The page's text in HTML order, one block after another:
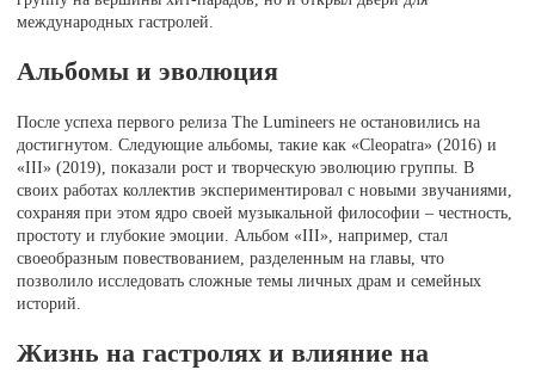
международных гастролей.
Альбомы и эволюция
После успеха первого релиза The Lumineers не остановились на
достигнутом. Следующие альбомы, такие как «Cleopatra» (2016) и
«III» (2019), показали рост и творческую эволюцию группы. В
своих работах коллектив экспериментировал с новыми звучаниями,
сохраняя при этом ядро своей музыкальной философии – честность,
простоту и глубокие эмоции. Альбом «III», например, стал
своеобразным повествованием, разделенным на главы, что
позволило исследовать сложные темы личных драм и семейных
историй.
Жизнь на гастролях и влияние на